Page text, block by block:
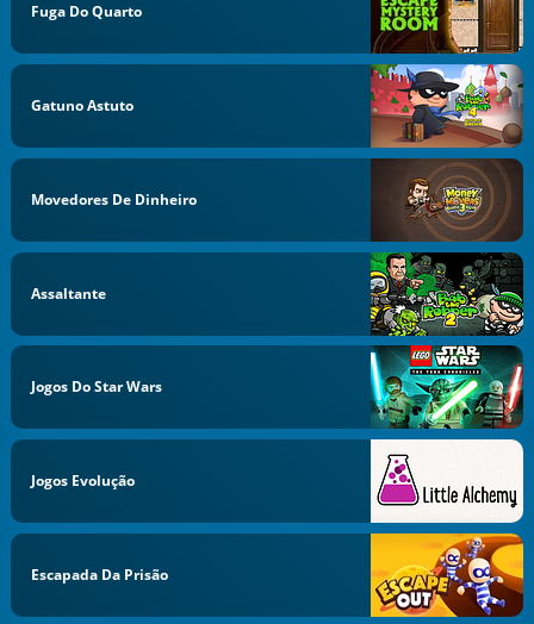
Fuga Do Quarto
Gatuno Astuto
Movedores De Dinheiro
Assaltante
Jogos Do Star Wars
Jogos Evolução
Escapada Da Prisão